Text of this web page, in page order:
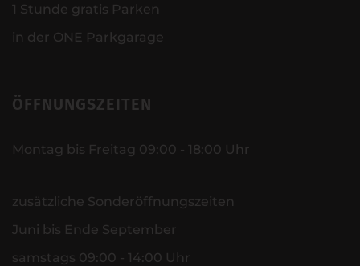
1 Stunde gratis Parken
in der ONE Parkgarage
ÖFFNUNGSZEITEN
Montag bis Freitag 09:00 - 18:00 Uhr
zusätzliche Sonderöffnungszeiten
Juni bis Ende September
samstags 09:00 - 14:00 Uhr